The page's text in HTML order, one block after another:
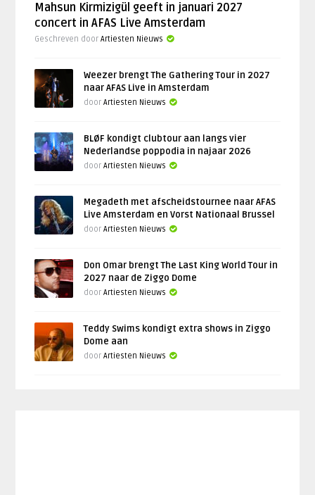
Mahsun Kirmizigül geeft in januari 2027
concert in AFAS Live Amsterdam
Geschreven doorArtiesten Nieuws
Weezer brengt The Gathering Tour in 2027
naar AFAS Live in Amsterdam
doorArtiesten Nieuws
BLØF kondigt clubtour aan langs vier
Nederlandse poppodia in najaar 2026
doorArtiesten Nieuws
Megadeth met afscheidstournee naar AFAS
Live Amsterdam en Vorst Nationaal Brussel
doorArtiesten Nieuws
Don Omar brengt The Last King World Tour in
2027 naar de Ziggo Dome
doorArtiesten Nieuws
Teddy Swims kondigt extra shows in Ziggo
Dome aan
doorArtiesten Nieuws